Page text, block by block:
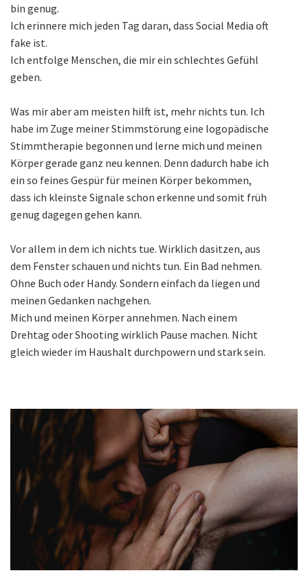
bin genug.
Ich erinnere mich jeden Tag daran, dass Social Media oft
fake ist.
Ich entfolge Menschen, die mir ein schlechtes Gefühl
geben.
Was mir aber am meisten hilft ist, mehr nichts tun. Ich
habe im Zuge meiner Stimmstörung eine logopädische
Stimmtherapie begonnen und lerne mich und meinen
Körper gerade ganz neu kennen. Denn dadurch habe ich
ein so feines Gespür für meinen Körper bekommen,
dass ich kleinste Signale schon erkenne und somit früh
genug dagegen gehen kann.
Vor allem in dem ich nichts tue. Wirklich dasitzen, aus
dem Fenster schauen und nichts tun. Ein Bad nehmen.
Ohne Buch oder Handy. Sondern einfach da liegen und
meinen Gedanken nachgehen.
Mich und meinen Körper annehmen. Nach einem
Drehtag oder Shooting wirklich Pause machen. Nicht
gleich wieder im Haushalt durchpowern und stark sein.